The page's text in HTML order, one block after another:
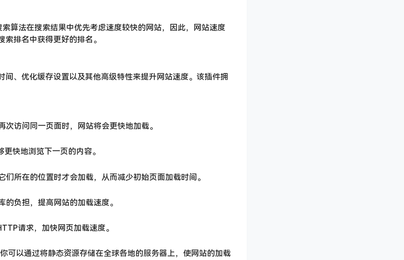
算法在搜索结果中优先考虑速度较快的网站，因此，网站速度
排名中获得更好的排名。
、优化缓存设置以及其他高级特性来提升网站速度。该插件拥
访问同一页面时，网站将会更快地加载。
快地浏览下一页的内容。
所在的位置时才会加载，从而减少初始页面加载时间。
负担，提高网站的加载速度。
请求，加快网页加载速度。
可以通过将静态资源存储在全球各地的服务器上，使网站的加载